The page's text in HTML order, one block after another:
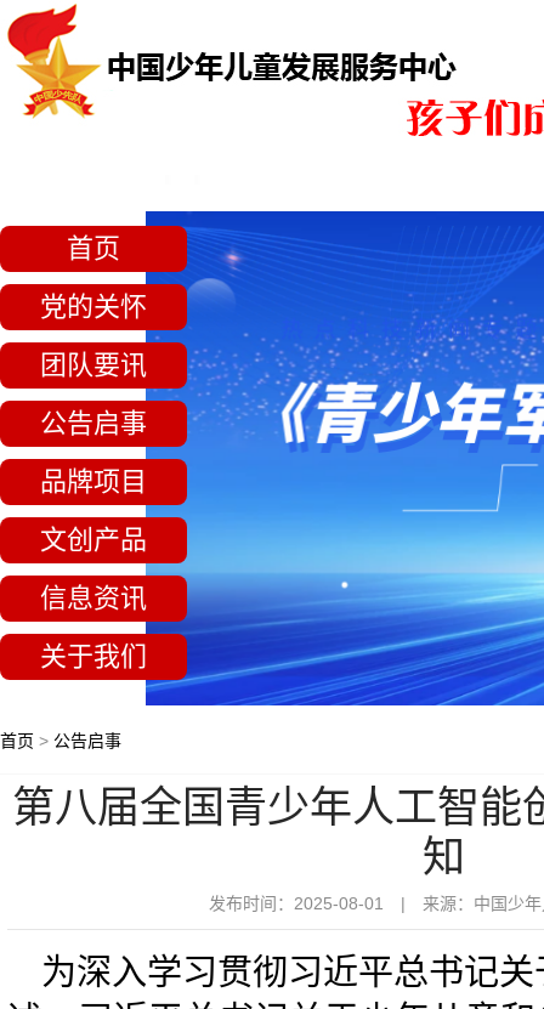
首页
党的关怀
团队要讯
公告启事
品牌项目
文创产品
信息资讯
关于我们
首页 > 公告启事
第八届全国青少年人工智能
知
发布时间：2025-08-01 | 来源：中国少年
为深入学习贯彻习近平总书记